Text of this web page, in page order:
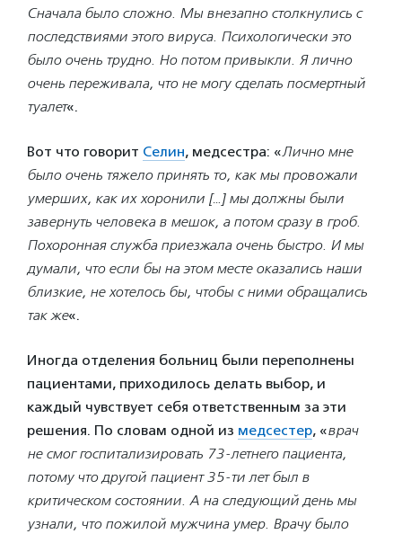
Сначала было сложно. Мы внезапно столкнулись с
последствиями этого вируса. Психологически это
было очень трудно. Но потом привыкли. Я лично
очень переживала, что не могу сделать посмертный
туалет«.
Вот что говорит Селин, медсестра: «Лично мне
было очень тяжело принять то, как мы провожали
умерших, как их хоронили […] мы должны были
завернуть человека в мешок, а потом сразу в гроб.
Похоронная служба приезжала очень быстро. И мы
думали, что если бы на этом месте оказались наши
близкие, не хотелось бы, чтобы с ними обращались
так же«.
Иногда отделения больниц были переполнены
пациентами, приходилось делать выбор, и
каждый чувствует себя ответственным за эти
решения. По словам одной из медсестер, «врач
не смог госпитализировать 73-летнего пациента,
потому что другой пациент 35-ти лет был в
критическом состоянии. А на следующий день мы
узнали, что пожилой мужчина умер. Врачу было